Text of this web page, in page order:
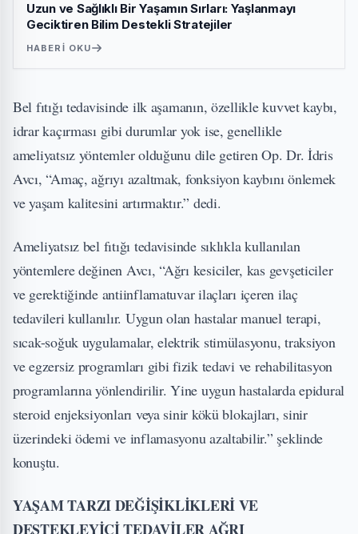
Uzun ve Sağlıklı Bir Yaşamın Sırları: Yaşlanmayı
Geciktiren Bilim Destekli Stratejiler
HABERI OKU
Bel fıtığı tedavisinde ilk aşamanın, özellikle kuvvet kaybı,
idrar kaçırması gibi durumlar yok ise, genellikle
ameliyatsız yöntemler olduğunu dile getiren Op. Dr. İdris
Avcı, “Amaç, ağrıyı azaltmak, fonksiyon kaybını önlemek
ve yaşam kalitesini artırmaktır.” dedi.
Ameliyatsız bel fıtığı tedavisinde sıklıkla kullanılan
yöntemlere değinen Avcı, “Ağrı kesiciler, kas gevşeticiler
ve gerektiğinde antiinflamatuvar ilaçları içeren ilaç
tedavileri kullanılır. Uygun olan hastalar manuel terapi,
sıcak-soğuk uygulamalar, elektrik stimülasyonu, traksiyon
ve egzersiz programları gibi fizik tedavi ve rehabilitasyon
programlarına yönlendirilir. Yine uygun hastalarda epidural
steroid enjeksiyonları veya sinir kökü blokajları, sinir
üzerindeki ödemi ve inflamasyonu azaltabilir.” şeklinde
konuştu.
YAŞAM TARZI DEĞİŞİKLİKLERİ VE
DESTEKLEYİCİ TEDAVİLER AĞRI